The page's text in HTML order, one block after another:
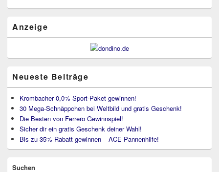
Widget-
Anzeige
Neueste Beiträge
Krombacher 0,0% Sport-Paket gewinnen!
30 Mega-Schnäppchen bei Weltbild und gratis Geschenk!
Die Besten von Ferrero Gewinnspiel!
Sicher dir ein gratis Geschenk deiner Wahl!
Bis zu 35% Rabatt gewinnen – ACE Pannenhilfe!
Suchen